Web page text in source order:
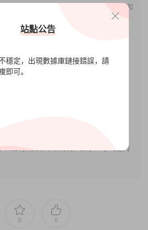
自其它媒體，但并不代表本站贊同其觀點和
用于其他商業活動，請您購買正版授權
妥之處的資源，請聯系我們。将會第一
聯網收集整理，僅供大家參考、學習，
商業用途。
僅供參考學習使用，版權歸原著所有，
與任何商業和非法行爲，請于24小時之内
0 0
站點公告
穩定，出現數據庫鏈接錯誤，請
即可。